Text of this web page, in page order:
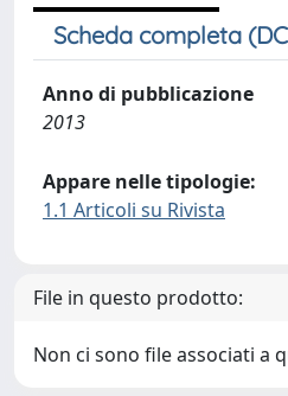
Scheda completa
Anno di pubblicazione
2013
Appare nelle tipologie:
1.1 Articoli su Rivista
File in questo prodotto:
Non ci sono file associati a